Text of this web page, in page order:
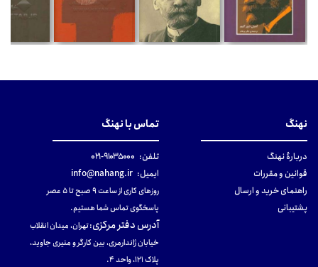
نهنگ
دربارهٔ نهنگ
قوانین و مقررات
راهنمای خرید و ارسال
پشتیبانی
تماس با نهنگ
تلفن: ۹۱۰۳۵۰۰۰-۰۲۱
ایمیل: info@nahang.ir
روزهای کاری از ساعت ۹ صبح تا ۵ عصر
پاسخگوی تماس شما هستیم.
آدرس دفتر مرکزی:تهران، میدان انقلاب
خیابان ژاندارمری، بین کارگر و منیری جاوید،
پلاک 121، واحد ۴.